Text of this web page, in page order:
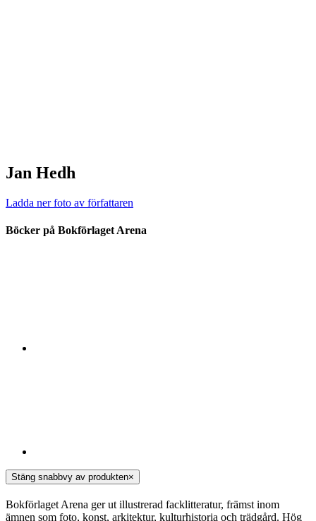
Jan Hedh
Ladda ner foto av författaren
Böcker på Bokförlaget Arena
Stäng snabbvy av produkten×
Bokförlaget Arena ger ut illustrerad facklitteratur, främst inom
ämnen som foto, konst, arkitektur, kulturhistoria och trädgård. Hög